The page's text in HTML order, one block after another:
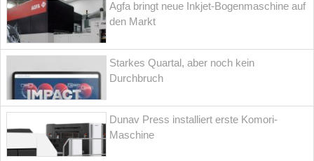
Agfa bringt neue Inkjet-Bogenmaschine auf
den Markt
Starkes Quartal, aber noch kein
Durchbruch
Dunav Press installiert erste Komori-
Maschine